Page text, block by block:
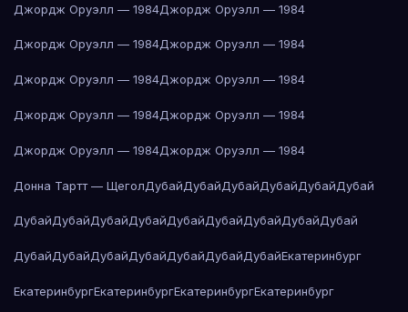
Джордж Оруэлл — 1984Джордж Оруэлл — 1984
Джордж Оруэлл — 1984Джордж Оруэлл — 1984
Джордж Оруэлл — 1984Джордж Оруэлл — 1984
Джордж Оруэлл — 1984Джордж Оруэлл — 1984
Джордж Оруэлл — 1984Джордж Оруэлл — 1984
Донна Тартт — ЩеголДубайДубайДубайДубайДубайДубай
ДубайДубайДубайДубайДубайДубайДубайДубайДубай
ДубайДубайДубайДубайДубайДубайДубайЕкатеринбург
ЕкатеринбургЕкатеринбургЕкатеринбургЕкатеринбург